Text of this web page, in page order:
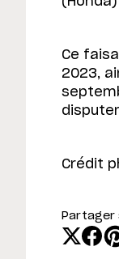
Ce
2023,
Crédit
Partager